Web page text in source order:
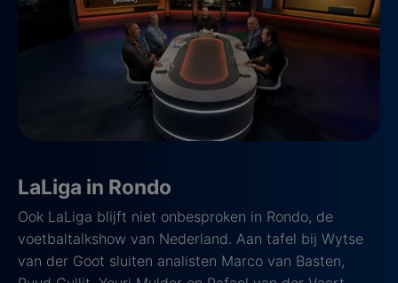
LaLiga in Rondo
Ook LaLiga blijft niet onbesproken in Rondo, de
voetbaltalkshow van Nederland. Aan tafel bij Wytse
van der Goot sluiten analisten Marco van Basten,